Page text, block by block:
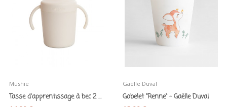
Mushie
Tasse d'apprentissage à bec 2 anses pour bébé...
Gaëlle Duval
Gobelet "Renne" - Gaëlle Duval